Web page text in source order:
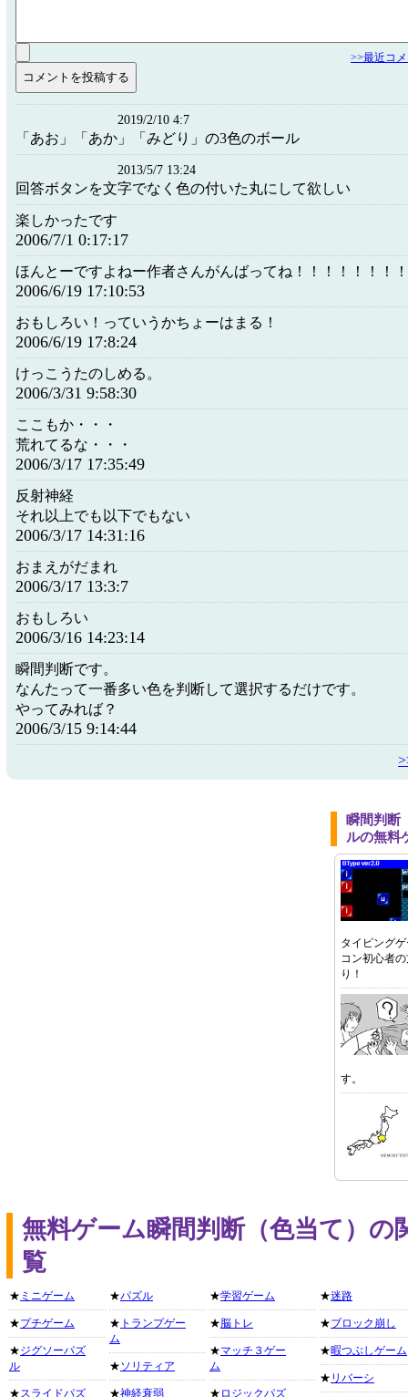
>>最近コ
2019/2/10 4:7
「あお」「あか」「みどり」の3色のボール
2013/5/7 13:24
回答ボタンを文字でなく色の付いた丸にして欲しい
楽しかったです
2006/7/1 0:17:17
ほんとーですよねー作者さんがんばってね！！！！！！！
2006/6/19 17:10:53
おもしろい！っていうかちょーはまる！
2006/6/19 17:8:24
けっこうたのしめる。
2006/3/31 9:58:30
ここもか・・・
荒れてるな・・・
2006/3/17 17:35:49
反射神経
それ以上でも以下でもない
2006/3/17 14:31:16
おまえがだまれ
2006/3/17 13:3:7
おもしろい
2006/3/16 14:23:14
瞬間判断です。
なんたって一番多い色を判断して選択するだけです。
やってみれば？
2006/3/15 9:14:44
瞬間判断
ルの無料
タイピング
コン初心者
り！
す。
無料ゲーム瞬間判断（色当て）の
覧
★ ミニゲーム
★プチゲーム
★ジグソーパズ
ル
★スライドパズ
★パズル
★ トランプゲー
ム
★ソリティア
★神経衰弱
★学習ゲーム
★脳トレ
★マッチ３ゲー
ム
★ ロジックパズ
★迷路
★ブロック崩し
★暇つぶしゲーム
★ リバーシ